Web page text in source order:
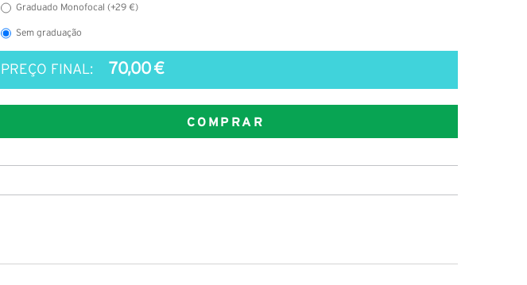
Graduado Monofocal (+29 €)
Sem graduação
PREÇO FINAL: 70,00 €
COMPRAR